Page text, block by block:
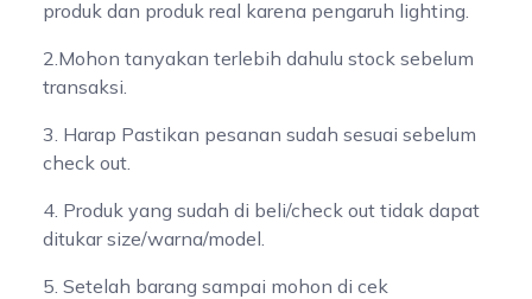
produk dan produk real karena pengaruh lighting.
2.Mohon tanyakan terlebih dahulu stock sebelum
transaksi.
3. Harap Pastikan pesanan sudah sesuai sebelum
check out.
4. Produk yang sudah di beli/check out tidak dapat
ditukar size/warna/model.
5. Setelah barang sampai mohon di cek